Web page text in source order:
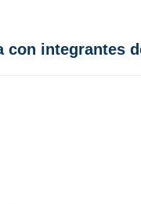
integrantes